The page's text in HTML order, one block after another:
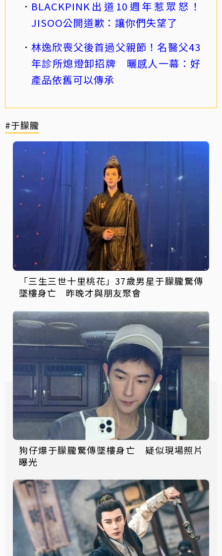
BLACKPINK出道10週年惹眾怒！
JISOO公開道歉：讓你們失望了
林逸欣喪父後首過父親節！名醫父43
年診所熄燈卸招牌 曬感人一幕：好
產品依舊可以傳承
#于朦朧
「三生三世十里桃花」37歲男星于朦朧驚傳
墜樓身亡 昨晚才與朋友聚會
狗仔爆于朦朧驚傳墜樓身亡 疑似現場照片
曝光